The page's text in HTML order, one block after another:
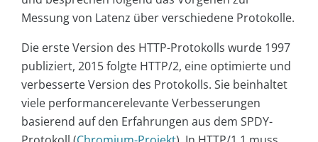
Messung von Latenz über verschiedene Protokolle.
Die erste Version des HTTP-Protokolls wurde 1997
publiziert, 2015 folgte HTTP/2, eine optimierte und
verbesserte Version des Protokolls. Sie beinhaltet
viele performancerelevante Verbesserungen
basierend auf den Erfahrungen aus dem SPDY-